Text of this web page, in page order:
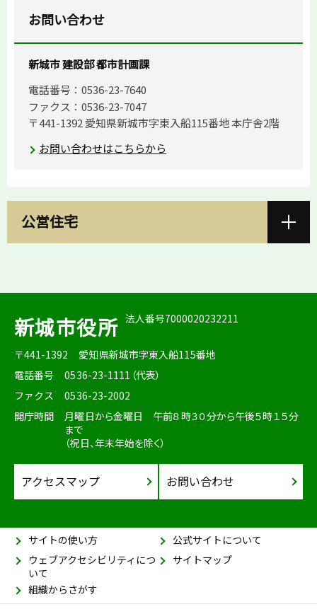
お問い合わせ
新城市 建設部 都市計画課
電話番号：0536-23-7640
ファクス：0536-23-7047
〒441-1392 愛知県新城市字東入船115番地 本庁舎2階
お問い合わせはこちらから
公営住宅
新城市役所 法人番号7000020232211
〒441-1392
愛知県新城市字東入船115番地
電話番号
0536-23-1111（代表）
ファクス
0536-23-2002
開庁時間
月曜日から金曜日 午前８時３０分から午後５時１５分
まで
（祝日、年末年始を除く）
アクセスマップ お問い合わせ
サイトの使い方
公式サイトについて
ウェブアクセシビリティにつ
いて
サイトマップ
組織からさがす